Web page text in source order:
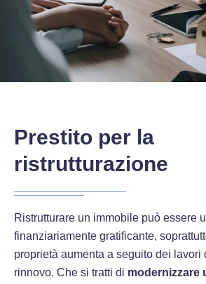
Prestito per la
ristrutturazione
Ristrutturare un immobile può essere
finanziariamente gratificante,
proprietà aumenta a seguito dei lavori
rinnovo. Che si tratti di modernizzare